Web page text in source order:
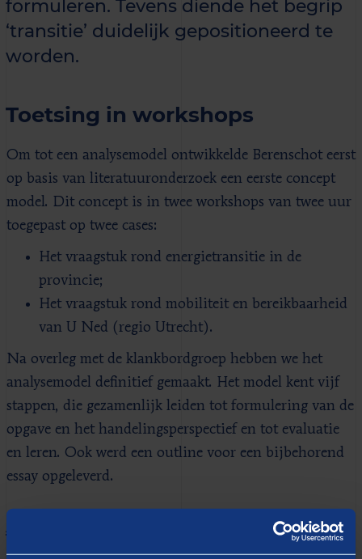
formuleren. Tevens diende het begrip
‘transitie’ duidelijk gepositioneerd te
worden.
Toetsing in workshops
Om tot een analysemodel ontwikkelde Berenschot eerst
op basis van literatuuronderzoek een eerste concept
model. Dit concept is in twee workshops van twee uur
toegepast op twee cases:
Het vraagstuk rond energietransitie in de
provincie;
Het vraagstuk rond mobiliteit en bereikbaarheid
van U Ned (regio Utrecht).
Na overleg met de klankbordgroep hebben we het
analysemodel definitief gemaakt. Het model kent vijf
stappen, die gezamenlijk leiden tot formulering van de
opgave en het handelingsperspectief en tot evaluatie
en leren. Ook werd een outline voor een bijbehorend
essay opgeleverd.
Kernaanbeveling is dat de provincie nog meer gaat